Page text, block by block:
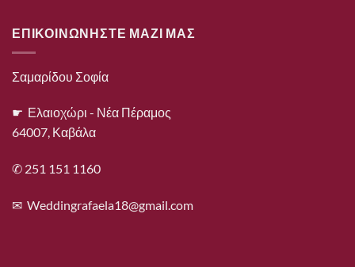
ΕΠΙΚΟΙΝΩΝΗΣΤΕ ΜΑΖΙ ΜΑΣ
Σαμαρίδου Σοφία
☛ Ελαιοχώρι - Νέα Πέραμος
64007, Καβάλα
✆ 251 151 1160
✉ Weddingrafaela18@gmail.com